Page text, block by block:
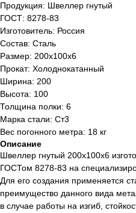
Продукция: Швеллер гнутый
ГОСТ: 8278-83
Изготовитель: Россия
Состав: Сталь
Размер: 200x100x6
Прокат: Холоднокатанный
Ширина: 200
Высота: 100
Толщина полки: 6
Марка стали: Ст3
Вес погонного метра: 18 кг
Описание
Швеллер гнутый 200x100x6
ГОСТом 8278-83 на
Для его создания применяется
преимущество данного вида
в случае работы на изгиб,